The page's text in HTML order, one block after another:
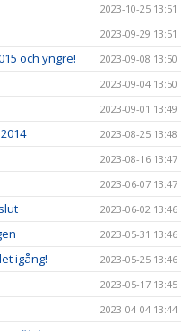
2023-10-25 13:51
2023-09-29 13:51
och yngre! 2023-09-08 13:50
2023-09-04 13:50
2023-09-01 13:49
2023-08-25 13:48
2023-08-16 13:47
2023-06-07 13:47
2023-06-02 13:46
2023-05-31 13:46
igång! 2023-05-25 13:46
2023-05-17 13:45
2023-04-04 13:44